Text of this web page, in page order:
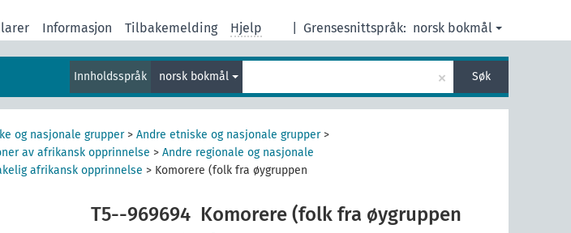
Grensesnittspråk: norsk bokmål
Informasjon Tilbakemelding Hjelp
Innholdsspråk norsk bokmål × Søk
og nasjonale grupper> Andre etniske og nasjonale grupper>
av afrikansk opprinnelse > Andre regionale og nasjonale
afrikansk opprinnelse > Komorere (folk fra øygruppen
T5--969694 Komorere (folk fra øygruppen